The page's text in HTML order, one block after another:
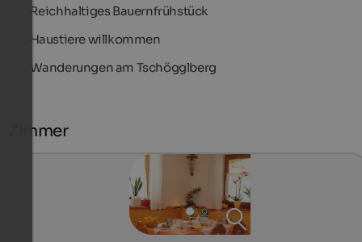
Reichhaltiges Bauernfrühstück
Haustiere willkommen
Wanderungen am Tschögglberg
Zimmer